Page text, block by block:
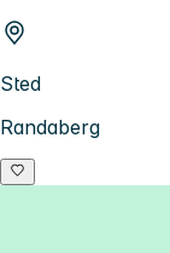
Sted
Randaberg